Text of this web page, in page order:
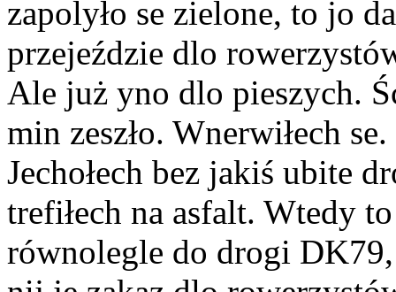
zapolyło se zielone, to jo
przejeździe dlo
Ale już yno dlo pieszych.
min zeszło. Wnerwiłech
Jechołech bez jakiś ubite
trefiłech na asfalt. Wtedy
równolegle do drogi